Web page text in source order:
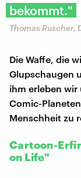
bekommt."
Thomas
Die Waffe, die
Glupschaugen
ihm erleben
Comic-
Menschheit zu
Cartoon-
on Life"